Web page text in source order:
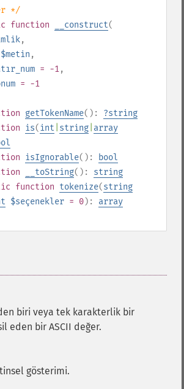
*/
function __construct(
,
$metin ,
= -1,
= -1
getTokenName(): ?string
is(int string array
isIgnorable():
bool
__toString(): string
function tokenize(string
$seçenekler = 0): array
biri veya tek karakterlik bir
eden bir ASCII değer.
gösterimi.